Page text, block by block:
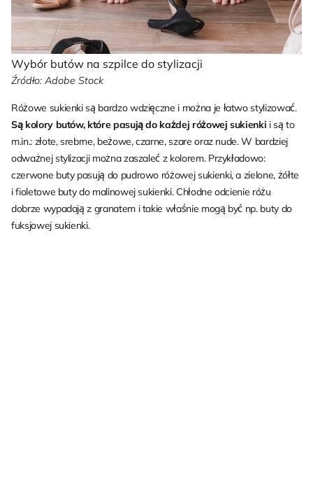
Wybór butów na szpilce do stylizacji
Źródło: Adobe Stock
Różowe sukienki są bardzo wdzięczne i można je łatwo stylizować.
Są kolory butów, które pasują do każdej różowej sukienki i są to
m.in.: złote, srebrne, beżowe, czarne, szare oraz nude. W bardziej
odważnej stylizacji można zaszaleć z kolorem. Przykładowo:
czerwone buty pasują do pudrowo różowej sukienki, a zielone, żółte
i fioletowe buty do malinowej sukienki. Chłodne odcienie różu
dobrze wypadają z granatem i takie właśnie mogą być np. buty do
fuksjowej sukienki.